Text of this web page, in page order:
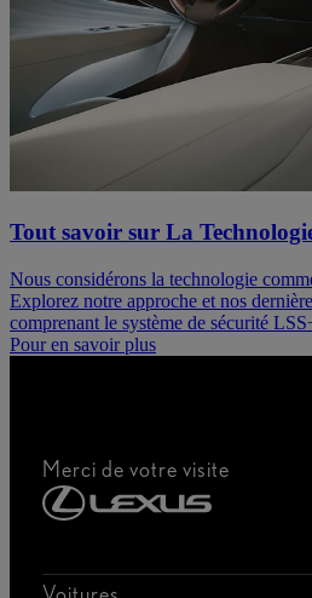
Tout savoir sur La
Nous considérons la technologie
Explorez notre approche et nos
comprenant le système de sécurité
Pour en savoir plus
Merci de votre visite